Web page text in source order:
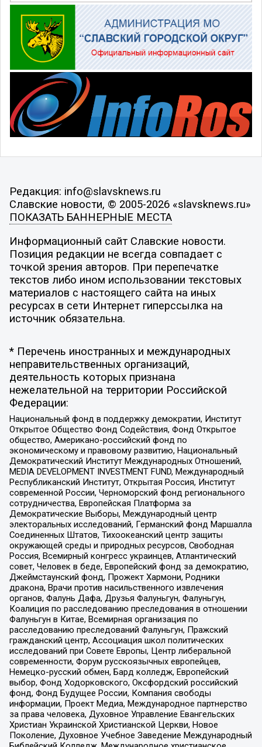
Редакция: info@slavsknews.ru
Славские новости, © 2005-2026 «slavsknews.ru»
ПОКАЗАТЬ БАННЕРНЫЕ МЕСТА
Информационный сайт Славские новости.
Позиция редакции не всегда совпадает с
точкой зрения авторов. При перепечатке
текстов либо ином использовании текстовых
материалов с настоящего сайта на иных
ресурсах в сети Интернет гиперссылка на
источник обязательна.
* Перечень иностранных и международных
неправительственных организаций,
деятельность которых признана
нежелательной на территории Российской
Федерации:
Национальный фонд в поддержку демократии, Институт
Открытое Общество Фонд Содействия, Фонд Открытое
общество, Американо-российский фонд по
экономическому и правовому развитию, Национальный
Демократический Институт Международных Отношений,
MEDIA DEVELOPMENT INVESTMENT FUND, Международный
Республиканский Институт, Открытая Россия, Институт
современной России, Черноморский фонд регионального
сотрудничества, Европейская Платформа за
Демократические Выборы, Международный центр
электоральных исследований, Германский фонд Маршалла
Соединенных Штатов, Тихоокеанский центр защиты
окружающей среды и природных ресурсов, Свободная
Россия, Всемирный конгресс украинцев, Атлантический
совет, Человек в беде, Европейский фонд за демократию,
Джеймстаунский фонд, Прожект Хармони, Родники
дракона, Врачи против насильственного извлечения
органов, Фалунь Дафа, Друзья Фалуньгун, Фалуньгун,
Коалиция по расследованию преследования в отношении
Фалуньгун в Китае, Всемирная организация по
расследованию преследований Фалуньгун, Пражский
гражданский центр, Ассоциация школ политических
исследований при Совете Европы, Центр либеральной
современности, Форум русскоязычных европейцев,
Немецко-русский обмен, Бард колледж, Европейский
выбор, Фонд Ходорковского, Оксфордский российский
фонд, Фонд Будущее России, Компания свободы
информации, Проект Медиа, Международное партнерство
за права человека, Духовное Управление Евангельских
Христиан Украинской Христианской Церкви, Новое
Поколение, Духовное Учебное Заведение Международный